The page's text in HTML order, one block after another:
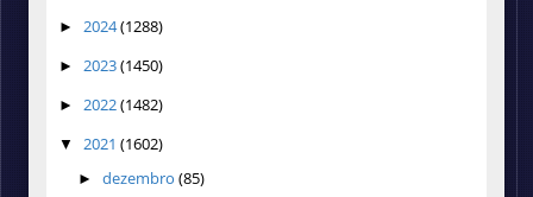
► 2024(1288)
► 2023(1450)
► 2022(1482)
▼ 2021 (1602)
► dezembro (85)